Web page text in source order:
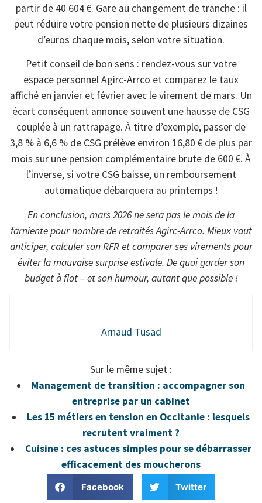
partir de 40 604 €. Gare au changement de tranche : il
peut réduire votre pension nette de plusieurs dizaines
d’euros chaque mois, selon votre situation.
Petit conseil de bon sens : rendez-vous sur votre
espace personnel Agirc-Arrco et comparez le taux
affiché en janvier et février avec le virement de mars. Un
écart conséquent annonce souvent une hausse de CSG
couplée à un rattrapage. À titre d’exemple, passer de
3,8 % à 6,6 % de CSG prélève environ 16,80 € de plus par
mois sur une pension complémentaire brute de 600 €. À
l’inverse, si votre CSG baisse, un remboursement
automatique débarquera au printemps !
En conclusion, mars 2026 ne sera pas le mois de la
farniente pour nombre de retraités Agirc-Arrco. Mieux vaut
anticiper, calculer son RFR et comparer ses virements pour
éviter la mauvaise surprise estivale. De quoi garder son
budget à flot – et son humour, autant que possible !
Arnaud Tusad
Sur le même sujet :
Management de transition : accompagner son
entreprise par un cabinet
Les 15 métiers en tension en Occitanie : lesquels
recrutent vraiment ?
Cuisine : ces astuces simples pour se débarrasser
efficacement des moucherons
Facebook Twitter